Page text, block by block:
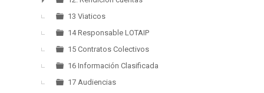
►
13 Viaticos
14 Responsable LOTAIP
15 Contratos Colectivos
16 Información Clasificada
17 Audiencias